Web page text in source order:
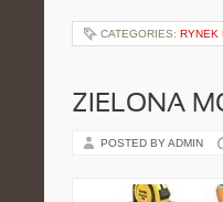
CATEGORIES: RYNEK
ZIELONA
POSTED BY ADMIN